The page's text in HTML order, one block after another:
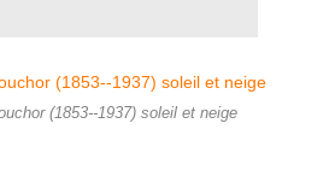
(1853--1937) soleil et neige